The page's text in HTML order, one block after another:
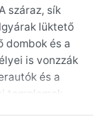
száraz, sík
lüktető
dombok és a
is vonzzák
és a
templomok